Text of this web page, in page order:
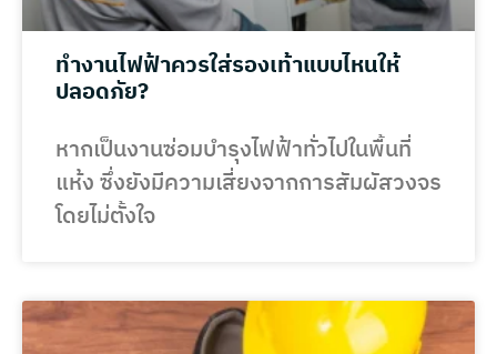
ทำงานไฟฟ้าควรใส่รองเท้าแบบไหนให้
ปลอดภัย?
หากเป็นงานซ่อมบำรุงไฟฟ้าทั่วไปในพื้นที่
แห้ง ซึ่งยังมีความเสี่ยงจากการสัมผัสวงจร
โดยไม่ตั้งใจ